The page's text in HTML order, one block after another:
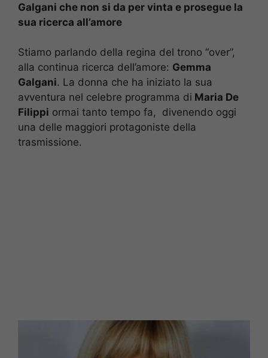
Galgani che non si da per vinta e prosegue la
sua ricerca all’amore
Stiamo parlando della regina del trono “over”,
alla continua ricerca dell’amore: Gemma
Galgani. La donna che ha iniziato la sua
avventura nel celebre programma di Maria De
Filippi ormai tanto tempo fa, divenendo oggi
una delle maggiori protagoniste della
trasmissione.